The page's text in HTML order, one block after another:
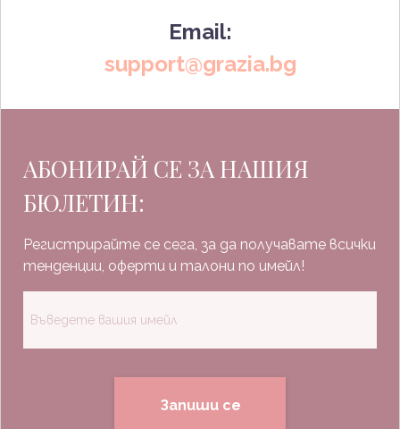
Email:
support@grazia.bg
АБОНИРАЙ СЕ ЗА НАШИЯ
БЮЛЕТИН:
Регистрирайте се сега, за да получавате всички
тенденции, оферти и талони по имейл!
Запиши се